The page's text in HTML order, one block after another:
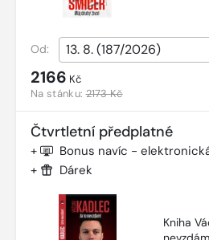
Od:
2166 Kč
Na stánku:2173 Kč
Čtvrtletní předplatné
+ Bonus navíc -
+ Dárek
Kniha